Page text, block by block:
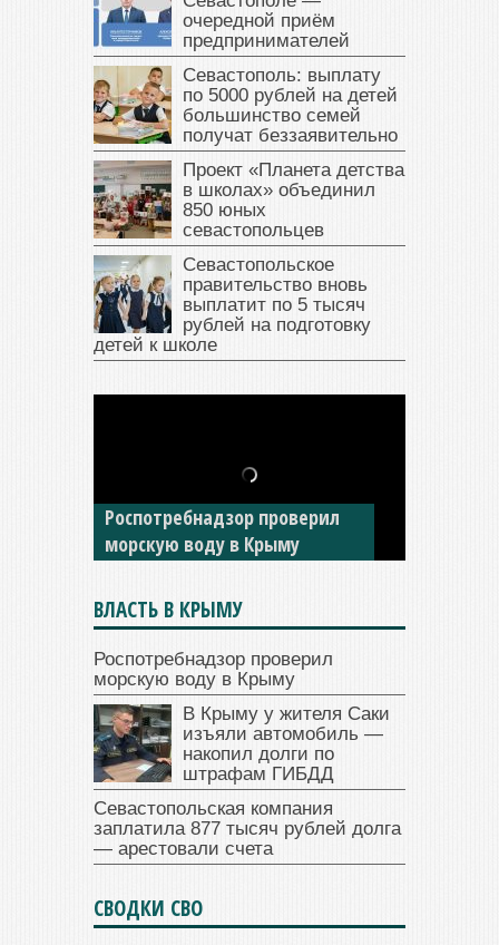
очередной приём
предпринимателей
Севастополь: выплату
по 5000 рублей на детей
большинство семей
получат беззаявительно
Проект «Планета детства
в школах» объединил
850 юных
севастопольцев
Севастопольское
правительство вновь
выплатит по 5 тысяч
рублей на подготовку
детей к школе
В Крыму у жителя Саки
изъяли автомобиль —
накопил долги по штрафам
ГИБДД
ВЛАСТЬ В КРЫМУ
Роспотребнадзор проверил
морскую воду в Крыму
В Крыму у жителя Саки
изъяли автомобиль —
накопил долги по
штрафам ГИБДД
Севастопольская компания
заплатила 877 тысяч рублей долга
— арестовали счета
СВОДКИ СВО